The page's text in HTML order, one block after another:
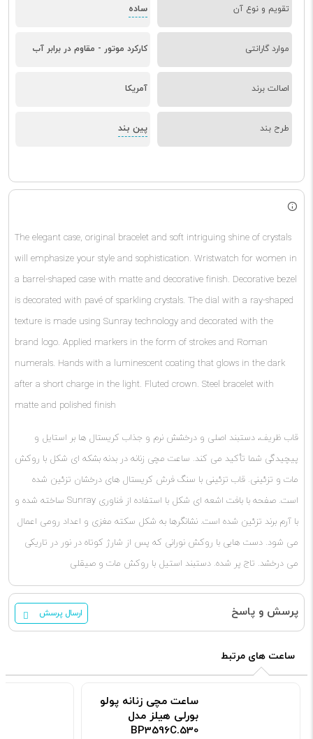
تقویم و نوع آن ساده
موارد گارانتی کارکرد موتور - مقاوم در برابر آب
اصالت برند آمریکا
طرح بند پین بند
The elegant case, original bracelet and soft intriguing shine of crystals
will emphasize your style and sophistication. Wristwatch for women in
a barrel-shaped case with matte and decorative finish. Decorative bezel
is decorated with pavé of sparkling crystals. The dial with a ray-shaped
texture is made using Sunray technology and decorated with the
brand logo. Applied markers in the form of strokes and Roman
numerals. Hands with a luminescent coating that glows in the dark
after a short charge in the light. Fluted crown. Steel bracelet with
matte and polished finish
قاب ظریف، دستبند اصلی و درخشش نرم و جذاب کریستال ها بر استایل و
پیچیدگی شما تأکید می کند. ساعت مچی زنانه در بدنه بشکه ای شکل با روکش
مات و تزئینی. قاب تزئینی با سنگ فرش کریستال های درخشان تزئین شده
است. صفحه با بافت اشعه ای شکل با استفاده از فناوری Sunray ساخته شده و
با آرم برند تزئین شده است. نشانگرها به شکل سکته مغزی و اعداد رومی اعمال
می شود. دست هایی با روکش نورانی که پس از شارژ کوتاه در نور در تاریکی
می درخشد. تاج پر شده. دستبند استیل با روکش مات و صیقلی
پرسش و پاسخ ارسال پرسش
ساعت های مرتبط
ساعت مچی زنانه پولو
بورلی هیلز مدل
BP3596C.530